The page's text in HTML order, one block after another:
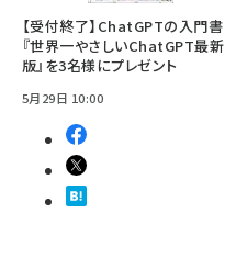
【受付終了】ChatGPTの入門書
『世界一やさしいChatGPT最新
版』を3名様にプレゼント
5月29日 10:00